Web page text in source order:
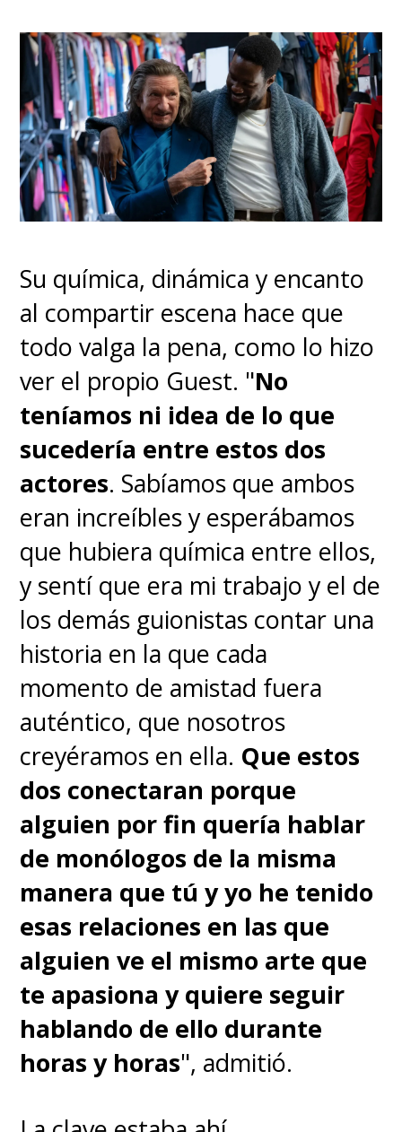
Su química, dinámica y encanto
al compartir escena hace que
todo valga la pena, como lo hizo
ver el propio Guest. "No
teníamos ni idea de lo que
sucedería entre estos dos
actores. Sabíamos que ambos
eran increíbles y esperábamos
que hubiera química entre ellos,
y sentí que era mi trabajo y el de
los demás guionistas contar una
historia en la que cada
momento de amistad fuera
auténtico, que nosotros
creyéramos en ella. Que estos
dos conectaran porque
alguien por fin quería hablar
de monólogos de la misma
manera que tú y yo he tenido
esas relaciones en las que
alguien ve el mismo arte que
te apasiona y quiere seguir
hablando de ello durante
horas y horas", admitió.